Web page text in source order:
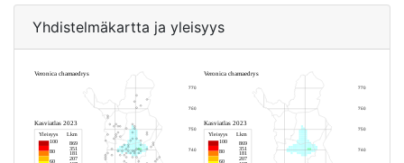
Yhdistelmäkartta ja yleisyys